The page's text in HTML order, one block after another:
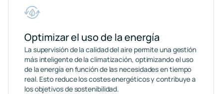
Optimizar el uso de la energía
La supervisión de la calidad del aire permite una gestión
más inteligente de la climatización, optimizando el uso
de la energía en función de las necesidades en tiempo
real. Esto reduce los costes energéticos y contribuye a
los objetivos de sostenibilidad.